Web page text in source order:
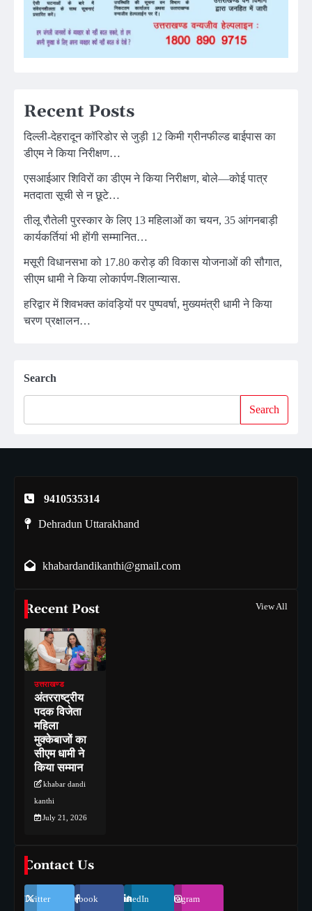
Recent Posts
दिल्ली-देहरादून कॉरिडोर से जुड़ी 12 किमी ग्रीनफील्ड बाईपास का
डीएम ने किया निरीक्षण…
एसआईआर शिविरों का डीएम ने किया निरीक्षण, बोले—कोई पात्र
मतदाता सूची से न छूटे…
तीलू रौतेली पुरस्कार के लिए 13 महिलाओं का चयन, 35 आंगनबाड़ी
कार्यकर्तियां भी होंगी सम्मानित…
मसूरी विधानसभा को 17.80 करोड़ की विकास योजनाओं की सौगात,
सीएम धामी ने किया लोकार्पण-शिलान्यास.
हरिद्वार में शिवभक्त कांवड़ियों पर पुष्पवर्षा, मुख्यमंत्री धामी ने किया
चरण प्रक्षालन…
Search
Search
9410535314
Dehradun Uttarakhand
khabardandikanthi@gmail.com
Recent Post View All
उत्तराखण्ड
अंतरराष्ट्रीय
पदक विजेता
महिला
मुक्केबाजों का
सीएम धामी ने
किया सम्मान
khabar dandi
kanthi
July 21, 2026
Contact Us
Twitter Facebook LinkedIn Instagram